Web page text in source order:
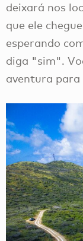
deixará nos
que ele
esperando
diga "sim".
aventura